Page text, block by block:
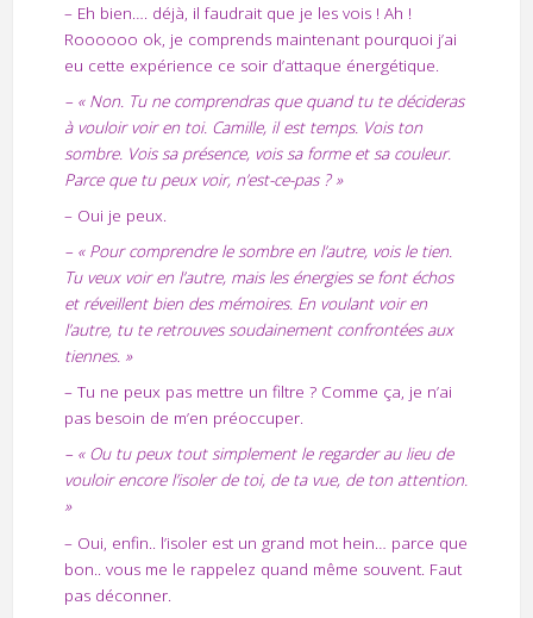
– Eh bien…. déjà, il faudrait que je les vois ! Ah !
Roooooo ok, je comprends maintenant pourquoi j’ai
eu cette expérience ce soir d’attaque énergétique.
– « Non. Tu ne comprendras que quand tu te décideras
à vouloir voir en toi. Camille, il est temps. Vois ton
sombre. Vois sa présence, vois sa forme et sa couleur.
Parce que tu peux voir, n’est-ce-pas ? »
– Oui je peux.
– « Pour comprendre le sombre en l’autre, vois le tien.
Tu veux voir en l’autre, mais les énergies se font échos
et réveillent bien des mémoires. En voulant voir en
l’autre, tu te retrouves soudainement confrontées aux
tiennes. »
– Tu ne peux pas mettre un filtre ? Comme ça, je n’ai
pas besoin de m’en préoccuper.
– « Ou tu peux tout simplement le regarder au lieu de
vouloir encore l’isoler de toi, de ta vue, de ton attention.
»
– Oui, enfin.. l’isoler est un grand mot hein… parce que
bon.. vous me le rappelez quand même souvent. Faut
pas déconner.